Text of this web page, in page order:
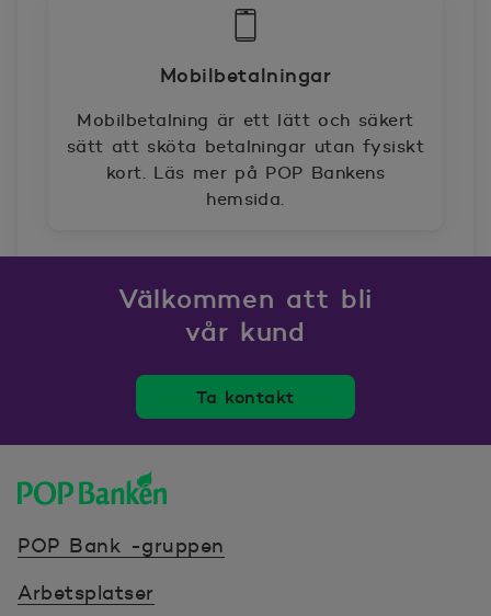
Mobilbetalningar
Mobilbetalning är ett lätt och säkert
sätt att sköta betalningar utan fysiskt
kort. Läs mer på POP Bankens
hemsida.
Välkommen att bli
vår kund
Ta kontakt
POP Bank -gruppen
Arbetsplatser